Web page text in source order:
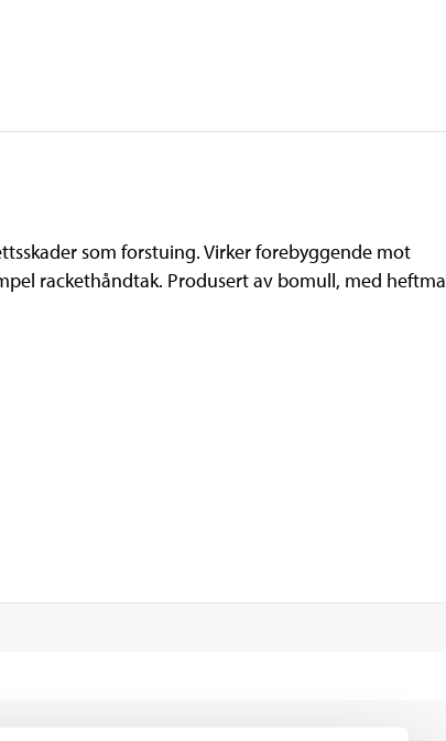
som forstuing. Virker forebyggende mot
rackethåndtak. Produsert av bomull, med